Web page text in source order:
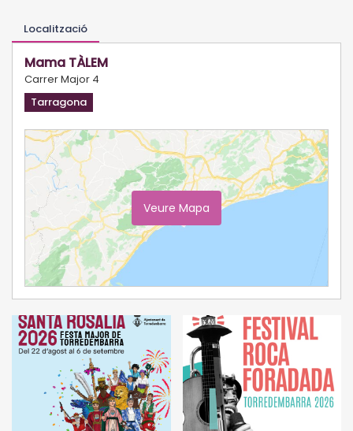
Localització
Mama TÀLEM
Carrer Major 4
Tarragona
Veure Mapa